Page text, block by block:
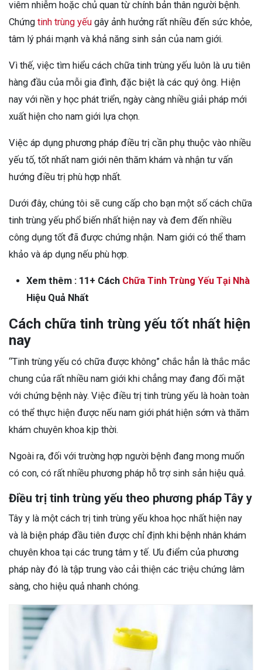
viêm nhiễm hoặc chủ quan từ chính bản thân người bệnh.
Chứng tinh trùng yếu gây ảnh hưởng rất nhiều đến sức khỏe,
tâm lý phái mạnh và khả năng sinh sản của nam giới.
Vì thế, việc tìm hiểu cách chữa tinh trùng yếu luôn là ưu tiên
hàng đầu của mỗi gia đình, đặc biệt là các quý ông. Hiện
nay với nền y học phát triển, ngày càng nhiều giải pháp mới
xuất hiện cho nam giới lựa chọn.
Việc áp dụng phương pháp điều trị cần phụ thuộc vào nhiều
yếu tố, tốt nhất nam giới nên thăm khám và nhận tư vấn
hướng điều trị phù hợp nhất.
Dưới đây, chúng tôi sẽ cung cấp cho bạn một số cách chữa
tinh trùng yếu phổ biến nhất hiện nay và đem đến nhiều
công dụng tốt đã được chứng nhận. Nam giới có thể tham
khảo và áp dụng nếu phù hợp.
Xem thêm : 11+ Cách Chữa Tinh Trùng Yếu Tại Nhà
Hiệu Quả Nhất
Cách chữa tinh trùng yếu tốt nhất hiện
nay
“Tinh trùng yếu có chữa được không” chắc hẳn là thắc mắc
chung của rất nhiều nam giới khi chẳng may đang đối mặt
với chứng bệnh này. Việc điều trị tinh trùng yếu là hoàn toàn
có thể thực hiện được nếu nam giới phát hiện sớm và thăm
khám chuyên khoa kịp thời.
Ngoài ra, đối với trường hợp người bệnh đang mong muốn
có con, có rất nhiều phương pháp hỗ trợ sinh sản hiệu quả.
Điều trị tinh trùng yếu theo phương pháp Tây y
Tây y là một cách trị tinh trùng yếu khoa học nhất hiện nay
và là biện pháp đầu tiên được chỉ định khi bệnh nhân khám
chuyên khoa tại các trung tâm y tế. Ưu điểm của phương
pháp này đó là tập trung vào cải thiện các triệu chứng lâm
sàng, cho hiệu quả nhanh chóng.